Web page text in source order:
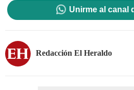
Unirme al canal
Redacción El Heraldo